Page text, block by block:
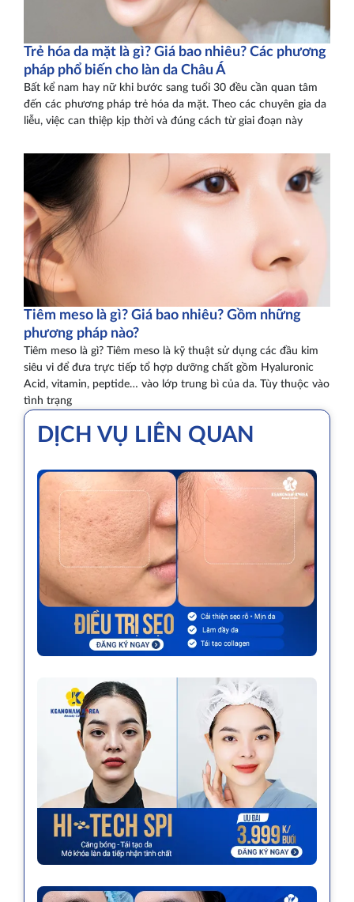
Trẻ hóa da mặt là gì? Giá bao nhiêu? Các phương
pháp phổ biến cho làn da Châu Á
Bất kể nam hay nữ khi bước sang tuổi 30 đều cần quan tâm
đến các phương pháp trẻ hóa da mặt. Theo các chuyên gia da
liễu, việc can thiệp kịp thời và đúng cách từ giai đoạn này
Tiêm meso là gì? Giá bao nhiêu? Gồm những
phương pháp nào?
Tiêm meso là gì? Tiêm meso là kỹ thuật sử dụng các đầu kim
siêu vi để đưa trực tiếp tổ hợp dưỡng chất gồm Hyaluronic
Acid, vitamin, peptide… vào lớp trung bì của da. Tùy thuộc vào
tình trạng
DỊCH VỤ LIÊN QUAN